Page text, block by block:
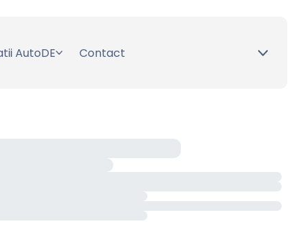
AutoDE Contact